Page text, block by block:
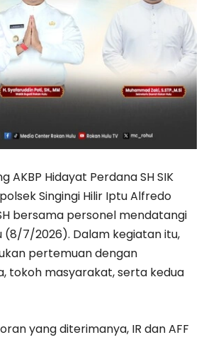
AKBP Hidayat Perdana SH SIK
Singingi Hilir Iptu Alfredo
bersama personel mendatangi
(8/7/2026). Dalam kegiatan itu,
pertemuan dengan
tokoh masyarakat, serta kedua
yang diterimanya, IR dan AFF